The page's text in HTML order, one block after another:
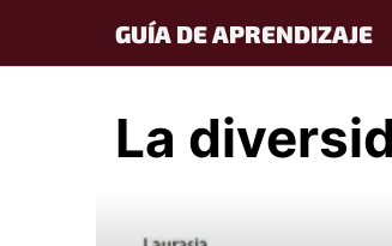
content
GUÍA DE APRENDIZAJE
La